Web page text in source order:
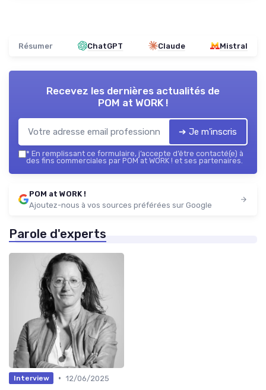
Résumer ChatGPT Claude Mistral
Recevez les dernières actualités de
POM at WORK !
➔ Je m'inscris
* En remplissant ce formulaire, j’accepte d’être contacté(e) à
des fins commerciales par POM at WORK ! et ses partenaires.
POM at WORK !
Ajoutez-nous à vos sources préférées sur Google
Parole d'experts
Interview • 12/06/2025